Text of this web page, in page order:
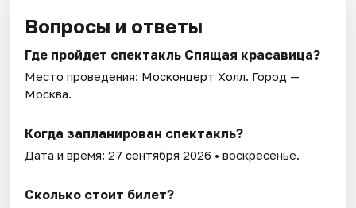
Вопросы и ответы
Где пройдет спектакль Спящая красавица?
Место проведения: Москонцерт Холл. Город —
Москва.
Когда запланирован спектакль?
Дата и время:27 сентября 2026 • воскресенье.
Сколько стоит билет?